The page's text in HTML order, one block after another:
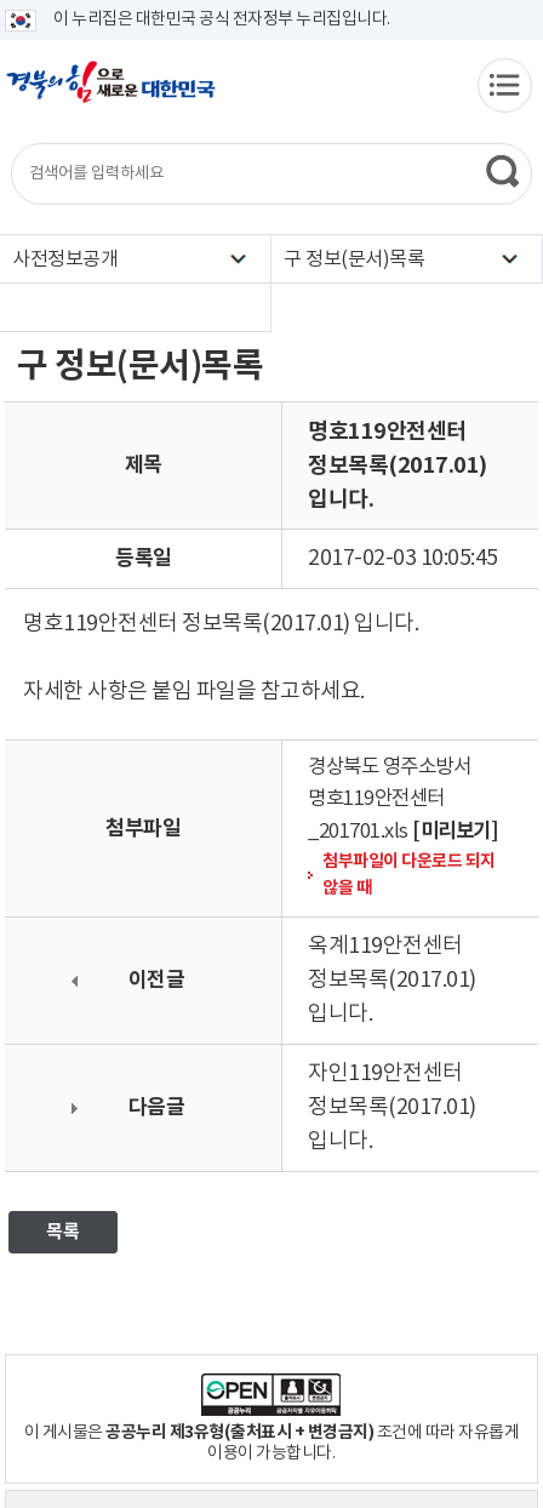
이 누리집은 대한민국 공식 전자정부 누리집입니다.
사전정보공개 구 정보(문서)목록
구 정보(문서)목록
제목
명호119안전센터
정보목록(2017.01)
입니다.
등록일 2017-02-03 10:05:45
명호119안전센터 정보목록(2017.01) 입니다.
자세한 사항은 붙임 파일을 참고하세요.
첨부파일
경상북도 영주소방서
명호119안전센터
_201701.xls
[미리보기]
첨부파일이 다운로드 되지
않을 때
이전글
옥계119안전센터
정보목록(2017.01)
입니다.
다음글
자인119안전센터
정보목록(2017.01)
입니다.
목록
이 게시물은공공누리 제3유형(출처표시 + 변경금지)조건에 따라 자유롭게
이용이 가능합니다.